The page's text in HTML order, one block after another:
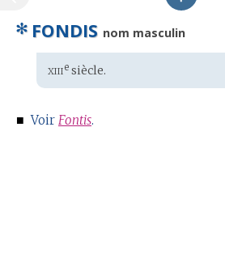
✻ FONDIS nom masculin
Étymologie
:
xiiiesiècle.
■Voir Fontis.